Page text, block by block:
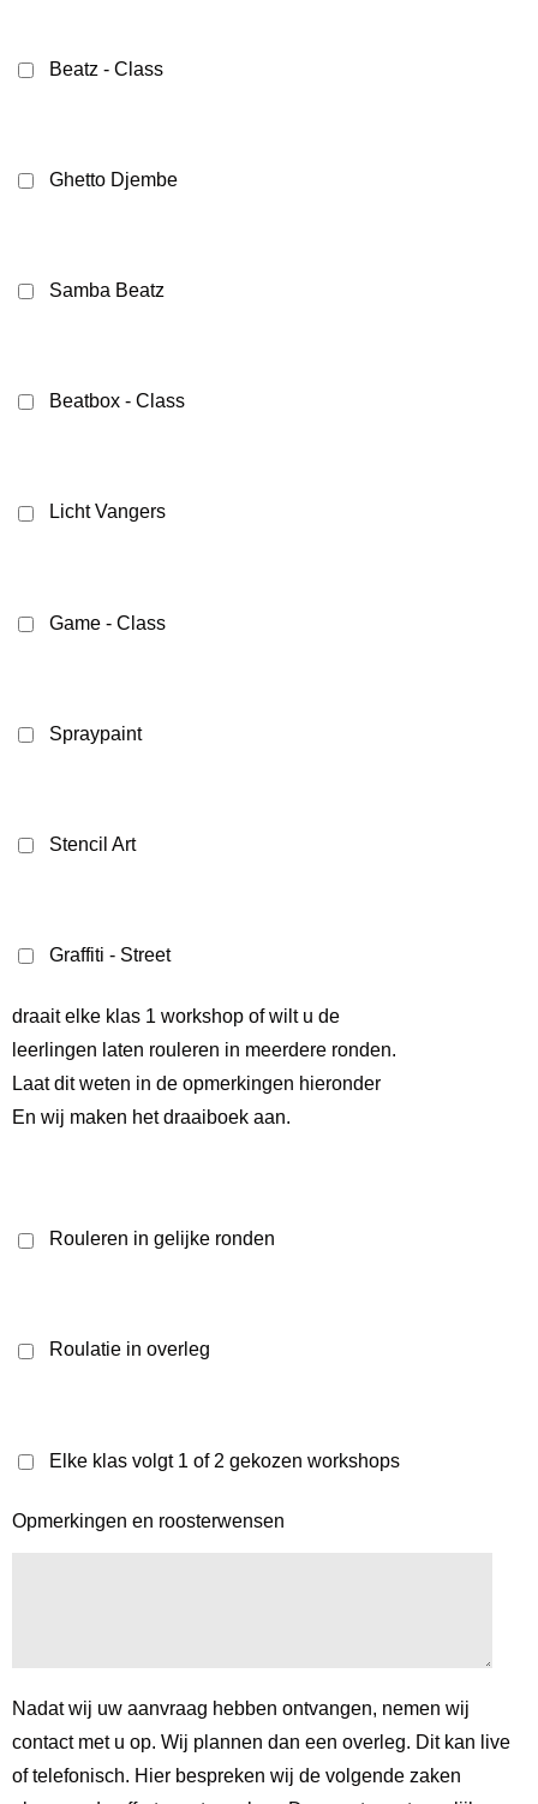
Beatz - Class
Ghetto Djembe
Samba Beatz
Beatbox - Class
Licht Vangers
Game - Class
Spraypaint
Stencil Art
Graffiti - Street
draait elke klas 1 workshop of wilt u de
leerlingen laten rouleren in meerdere ronden.
Laat dit weten in de opmerkingen hieronder
En wij maken het draaiboek aan.
Rouleren in gelijke ronden
Roulatie in overleg
Elke klas volgt 1 of 2 gekozen workshops
Opmerkingen en roosterwensen
Nadat wij uw aanvraag hebben ontvangen, nemen wij
contact met u op. Wij plannen dan een overleg. Dit kan live
of telefonisch. Hier bespreken wij de volgende zaken